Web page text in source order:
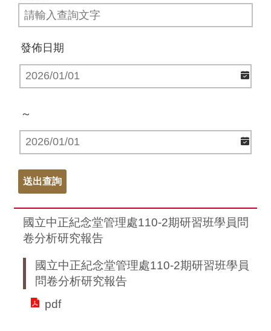
發佈日期
～
國立中正紀念堂管理處110-2期研習班學員問
卷分析研究報告
國立中正紀念堂管理處110-2期研習班學員
問卷分析研究報告
pdf